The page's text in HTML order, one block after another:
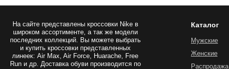
На сайте представлены кроссовки Nikeв
широком ассортименте, а так же модели
последних коллекций. Вы можете выбрать
и купить кроссовки представленных
линеек: Air Max, Air Force, Huarache, Free
Run и др. Доставка обуви производится по
Каталог
Мужские
Женские
Распродажа